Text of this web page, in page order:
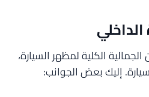
الكلية لمظهر السيارة،
إليك بعض الجوانب: